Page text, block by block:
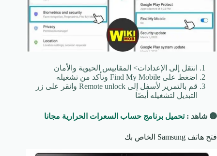
انتقل إلى الإعدادات> المقاييس الحيوية والأمان
اضغط على Find My Mobile وتأكد من تشغيله
قم بالتمرير لأسفل إلى Remote unlock وانقر على زر
التبديل لتشغيله أيضًا
🌚 شاهد :تحميل برنامج حساب السعرات الحرارية مجانا
فتح هاتف Samsung الخاص بك